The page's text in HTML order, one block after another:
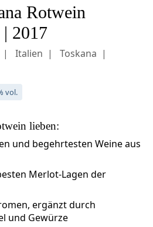
Rotwein
2017
Italien
Toskana
vol.
lieben:
und begehrtesten Weine aus
Merlot-Lagen der
ergänzt durch
und Gewürze